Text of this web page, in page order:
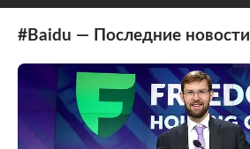
#Baidu — Последние новости